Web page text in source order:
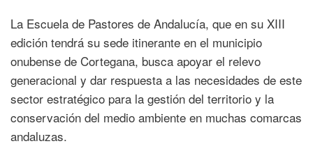
La Escuela de Pastores de Andalucía, que en su XIII
edición tendrá su sede itinerante en el municipio
onubense de Cortegana, busca apoyar el relevo
generacional y dar respuesta a las necesidades de este
sector estratégico para la gestión del territorio y la
conservación del medio ambiente en muchas comarcas
andaluzas.